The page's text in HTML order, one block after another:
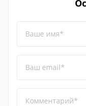
Ваше имя*
Ваш email*
Комментарий*